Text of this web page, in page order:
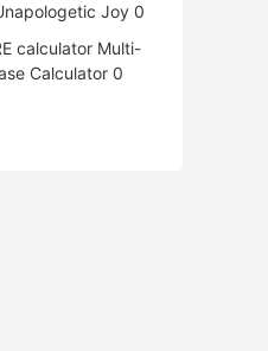
Joy 0
calculator Multi-
Calculator 0